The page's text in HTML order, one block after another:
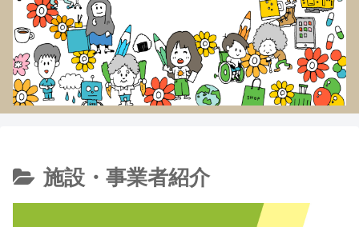
施設・事業者紹介